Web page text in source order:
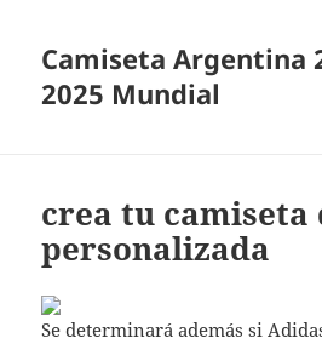
Camiseta Argentina
2025 Mundial
crea tu
personalizada
Se determinará además si